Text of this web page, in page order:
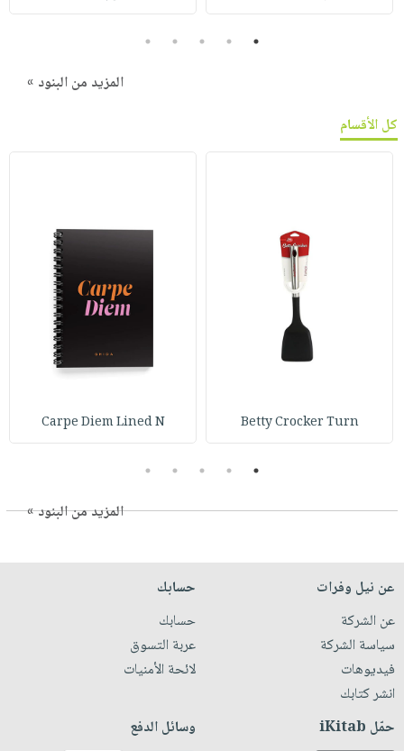
1
2
3
4
5
المزيد من البنود »
كل الأقسام
Betty Crocker Turn
Carpe Diem Lined N
1
2
3
4
5
المزيد من البنود »
عن نيل وفرات
عن الشركة
سياسة الشركة
فيديوهات
انشر كتابك
حسابك
حسابك
عربة التسوق
لائحة الأمنيات
حمّل iKitab وسائل الدفع